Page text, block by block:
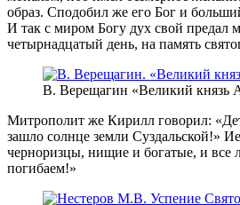
образ. Сподобил же его Бог и
И так с миром Богу дух свой предал
четырнадцатый день, на память
В. Верещагин «Великий князь
Митрополит же Кирилл говорил:
зашло солнце земли Суздальской!»
черноризцы, нищие и богатые, и все
погибаем!»